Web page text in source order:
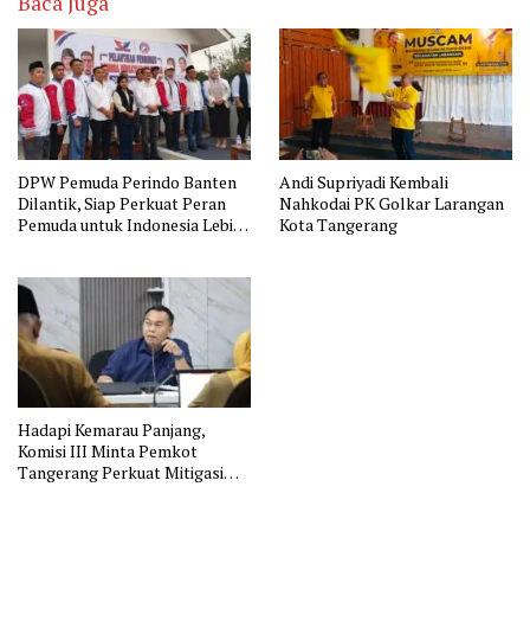
DPW Pemuda Perindo Banten
Dilantik, Siap Perkuat Peran
Pemuda untuk Indonesia Lebih
Andi Supriyadi Kembali
Nahkodai PK Golkar Larangan
Kota Tangerang
Hadapi Kemarau Panjang,
Komisi III Minta Pemkot
Tangerang Perkuat Mitigasi